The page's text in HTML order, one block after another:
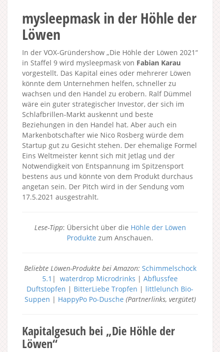
mysleepmask in der Höhle der
Löwen
In der VOX-Gründershow „Die Höhle der Löwen 2021“
in Staffel 9 wird mysleepmask von Fabian Karau
vorgestellt. Das Kapital eines oder mehrerer Löwen
könnte dem Unternehmen helfen, schneller zu
wachsen und den Handel zu erobern. Ralf Dümmel
wäre ein guter strategischer Investor, der sich im
Schlafbrillen-Markt auskennt und beste
Beziehungen in den Handel hat. Aber auch ein
Markenbotschafter wie Nico Rosberg würde dem
Startup gut zu Gesicht stehen. Der ehemalige Formel
Eins Weltmeister kennt sich mit Jetlag und der
Notwendigkeit von Entspannung im Spitzensport
bestens aus und könnte von dem Produkt durchaus
angetan sein. Der Pitch wird in der Sendung vom
17.5.2021 ausgestrahlt.
Lese-Tipp: Übersicht über die Höhle der Löwen
Produkte zum Anschauen.
Beliebte Löwen-Produkte bei Amazon: Schimmelschock
5.1 | waterdrop Microdrinks | Abflussfee
Duftstopfen | BitterLiebe Tropfen | littlelunch Bio-
Suppen | HappyPo Po-Dusche (Partnerlinks, vergütet)
Kapitalgesuch bei „Die Höhle der
Löwen“